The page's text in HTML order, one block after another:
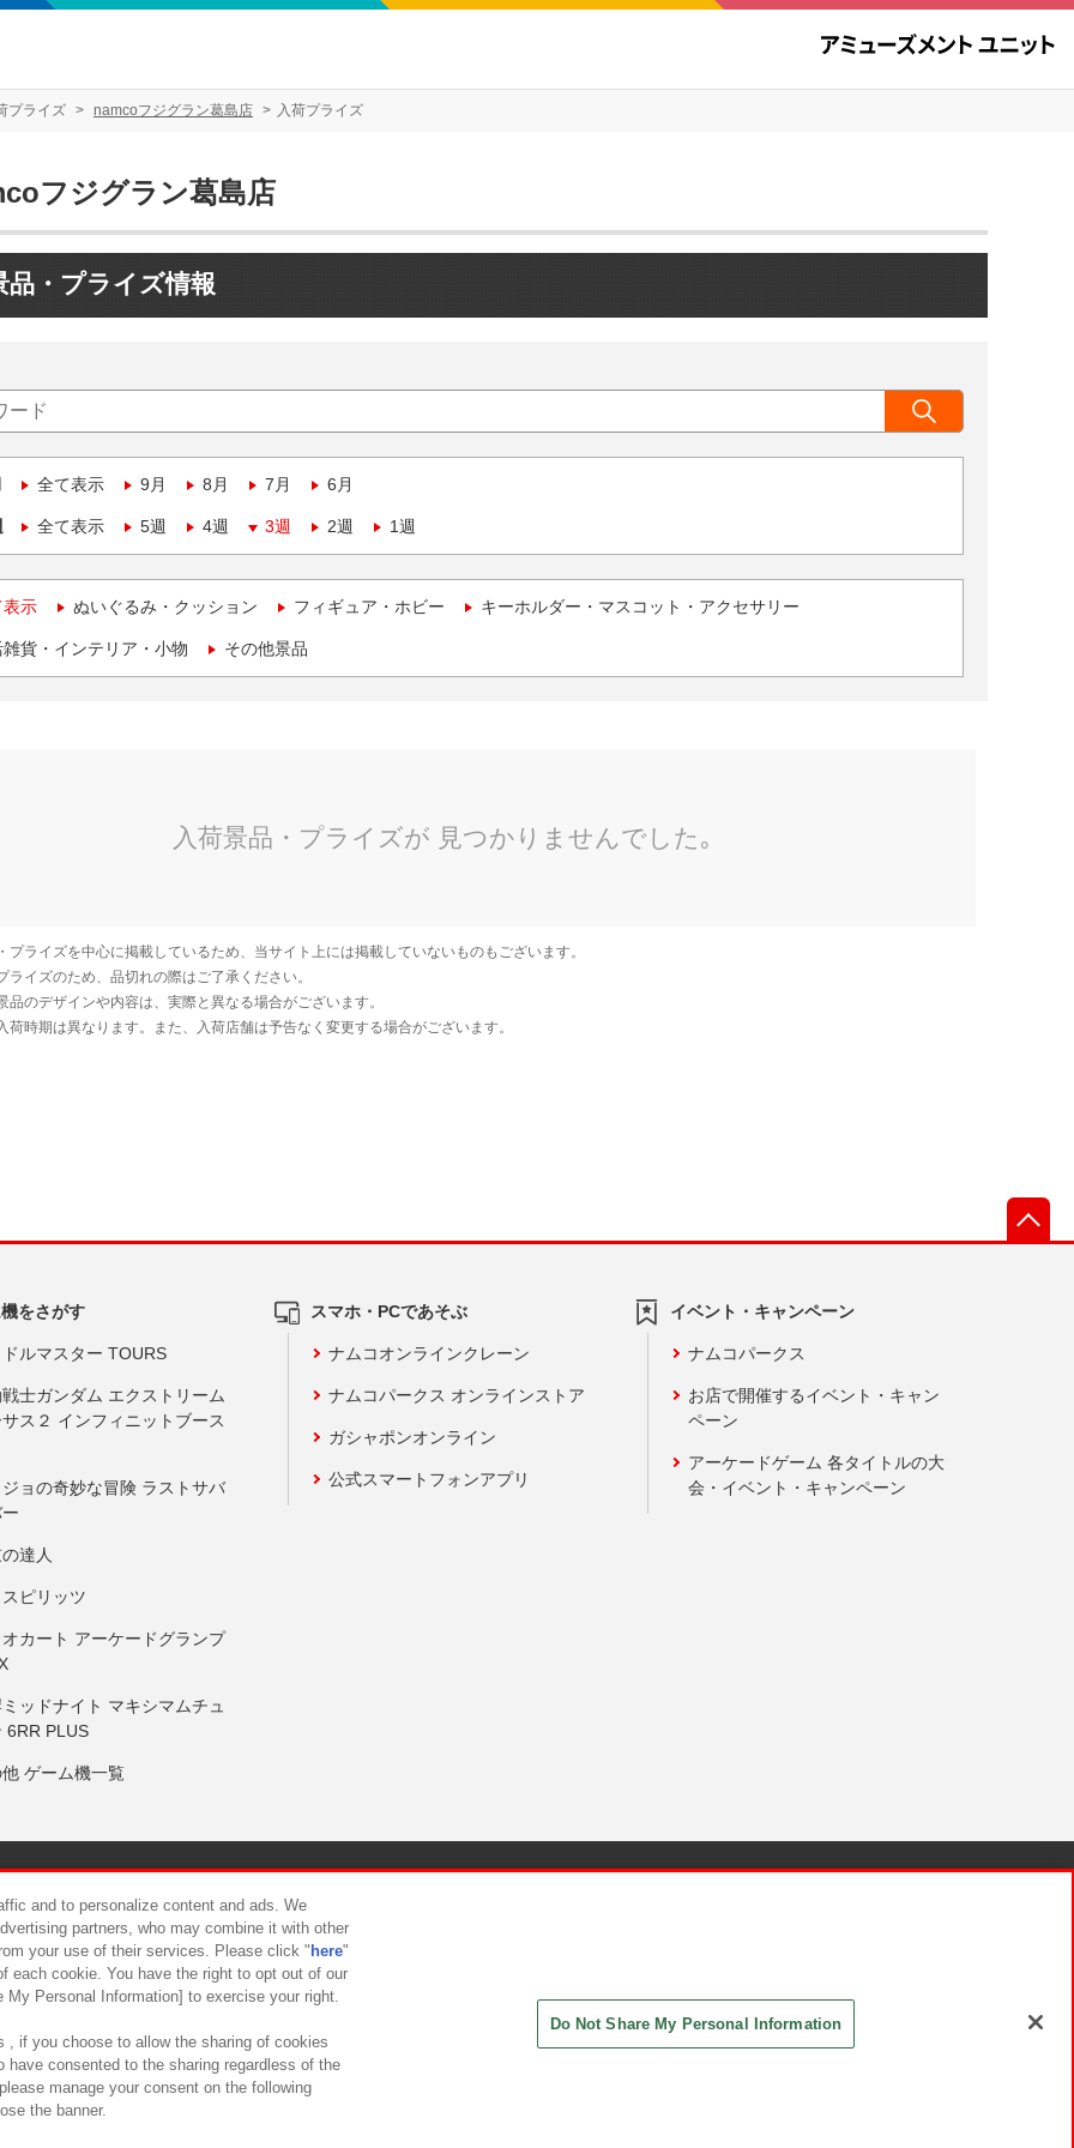
プライズ namcoフジグラン葛島店 入荷プライズ
フジグラン葛島店
品・プライズ情報
全て表示 9月 8月 7月 6月
全て表示 5週 4週 3週 2週 1週
表示 ぬいぐるみ・クッション フィギュア・ホビー キーホルダー・マスコット・アクセサリー
貨・インテリア・小物 その他景品
をさがす
ルマスター TOURS
士ガンダム エクストリーム
ス２ インフィニットブース
ョの奇妙な冒険 ラストサバ
達人
ピリッツ
カート アーケードグランプ
ッドナイト マキシマムチュ
6RR PLUS
ゲーム機一覧
スマホ・PCであそぶ
ナムコオンラインクレーン
ナムコパークス オンラインストア
ガシャポンオンライン
公式スマートフォンアプリ
イベント・キャンペーン
ナムコパークス
お店で開催するイベント・キャン
ペーン
アーケードゲーム 各タイトルの大
会・イベント・キャンペーン
について カスタマーハラスメント対応方針
and to personalize content and ads. We
partners, who may combine it with other
your use of their services. Please click " here"
each cookie. You have the right to opt out of our
Personal Information] to exercise your right.
, if you choose to allow the sharing of cookies
have consented to the sharing regardless of the
manage your consent on the following
the banner.
Do Not Share My Personal Information